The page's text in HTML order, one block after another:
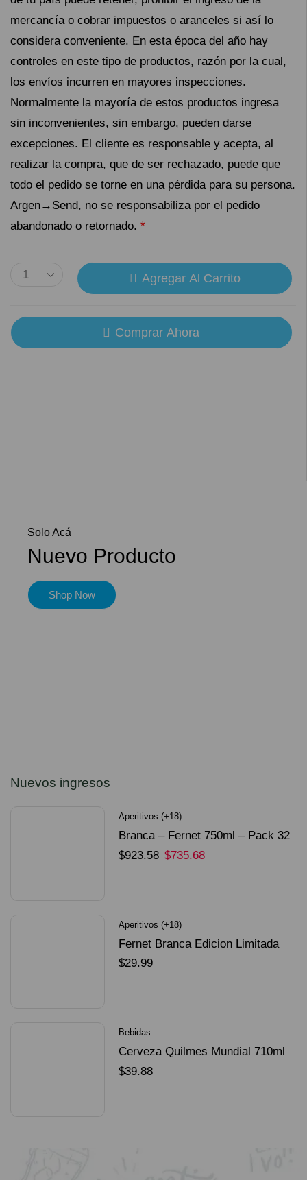
mercancía o cobrar impuestos o aranceles si así lo
considera conveniente. En esta época del año hay
controles en este tipo de productos, razón por la cual,
los envíos incurren en mayores inspecciones.
Normalmente la mayoría de estos productos ingresa
sin inconvenientes, sin embargo, pueden darse
excepciones. El cliente es responsable y acepta, al
realizar la compra, que de ser rechazado, puede que
todo el pedido se torne en una pérdida para su persona.
Argen→Send, no se responsabiliza por el pedido
abandonado o retornado. *
Agregar Al Carrito
Comprar Ahora
Solo Acá
Nuevo Producto
Shop Now
Nuevos ingresos
Aperitivos (+18)
Branca – Fernet 750ml – Pack 32
Unidades
$923.58 $735.68
Aperitivos (+18)
Fernet Branca Edicion Limitada
Dorado Mundial
$29.99
Bebidas
Cerveza Quilmes Mundial 710ml
packX4
$39.88